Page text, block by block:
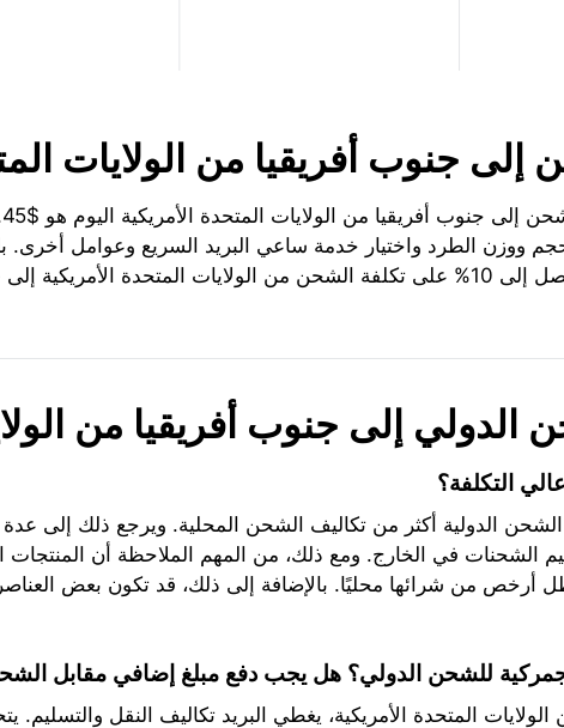
إلى جنوب أفريقيا من الولايات
ووزن الطرد واختيار خدمة ساعي البريد السريع وعوامل أخرى.
إلى جنوب أفريقيا.
الدولي إلى جنوب أفريقيا من
التكلفة؟
الدولية أكثر من تكاليف الشحن المحلية. ويرجع ذلك إلى
الشحنات في الخارج. ومع ذلك، من المهم الملاحظة أن المنتجات
أرخص من شرائها محليًا. بالإضافة إلى ذلك، قد تكون بعض
للشحن الدولي؟ هل يجب دفع مبلغ إضافي مقابل
المتحدة الأمريكية، يغطي البريد تكاليف النقل